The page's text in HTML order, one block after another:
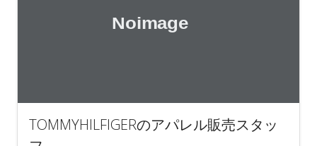
TOMMYHILFIGERのアパレル販売スタッ